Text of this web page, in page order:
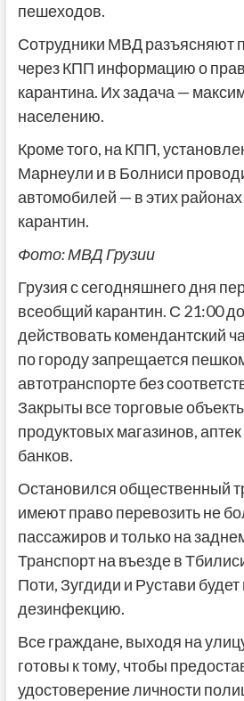
пешеходов.
Сотрудники МВД
через КПП информацию о
карантина. Их задача —
населению.
Кроме того, на КПП,
Марнеули и в Болниси
автомобилей — в этих
карантин.
Фото: МВД Грузии
Грузия с сегодняшнего дня
всеобщий карантин. С 21:00
действовать комендантский
по городу запрещается
автотранспорте без
Закрыты все торговые
продуктовых магазинов,
банков.
Остановился общественный
имеют право перевозить не
пассажиров и только на
Транспорт на въезде в
Поти, Зугдиди и Рустави
дезинфекцию.
Все граждане, выходя на
готовы к тому, чтобы
удостоверение личности